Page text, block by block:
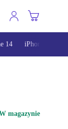
14 iPhone 15
magazynie